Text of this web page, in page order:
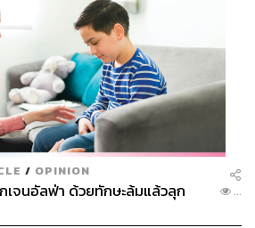
/ OPINION
เจนอัลฟ่า ด้วยทักษะล้มแล้วลุก ...